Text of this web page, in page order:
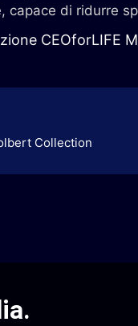
capace di ridurre
CEOforLIFE
Collection
.